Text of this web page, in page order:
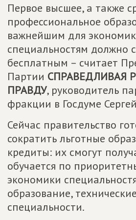
Первое высшее, а также
профессиональное
важнейшим для
специальностям должно
бесплатным – считает
Партии СПРАВЕДЛИВАЯ
ПРАВДУ, руководитель
фракции в Госдуме
Сейчас правительство
сократить льготные
кредиты: их смогут
обучается по
экономики
образование, технические
специальности.